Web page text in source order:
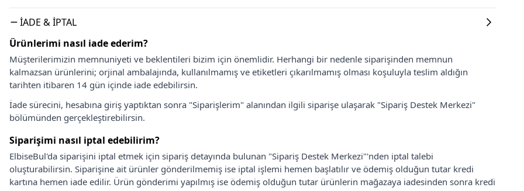
İADE & İPTAL
Ürünlerimi nasıl iade ederim?
Müşterilerimizin memnuniyeti ve beklentileri bizim için önemlidir. Herhangi bir nedenle siparişinden memnun
kalmazsan ürünlerini; orjinal ambalajında, kullanılmamış ve etiketleri çıkarılmamış olması koşuluyla teslim aldığın
tarihten itibaren 14 gün içinde iade edebilirsin.
İade sürecini, hesabına giriş yaptıktan sonra "Siparişlerim" alanından ilgili siparişe ulaşarak "Sipariş Destek Merkezi"
bölümünden gerçekleştirebilirsin.
Siparişimi nasıl iptal edebilirim?
ElbiseBul'da siparişini iptal etmek için sipariş detayında bulunan "Sipariş Destek Merkezi"'nden iptal talebi
oluşturabilirsin. Siparişine ait ürünler gönderilmemiş ise iptal işlemi hemen başlatılır ve ödemiş olduğun tutar kredi
kartına hemen iade edilir. Ürün gönderimi yapılmış ise ödemiş olduğun tutar ürünlerin mağazaya iadesinden sonra kredi